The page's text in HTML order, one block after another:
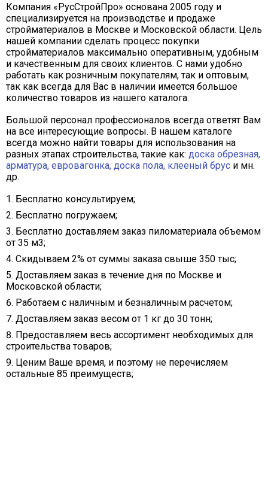
Компания «РусСтройПро» основана 2005 году и
специализируется на производстве и продаже
стройматериалов в Москве и Московской области. Цель
нашей компании сделать процесс покупки
стройматериалов максимально оперативным, удобным
и качественным для своих клиентов. С нами удобно
работать как розничным покупателям, так и оптовым,
так как всегда для Вас в наличии имеется большое
количество товаров из нашего каталога.
Большой персонал профессионалов всегда ответят Вам
на все интересующие вопросы. В нашем каталоге
всегда можно найти товары для использования на
разных этапах строительства, такие как: доска обрезная,
арматура, евровагонка, доска пола, клееный брус и мн.
др.
Бесплатно консультируем;
Бесплатно погружаем;
Бесплатно доставляем заказ пиломатериала объемом
от 35 м3;
Скидываем 2% от суммы заказа свыше 350 тыс;
Доставляем заказ в течение дня по Москве и
Московской области;
Работаем с наличным и безналичным расчетом;
Доставляем заказ весом от 1 кг до 30 тонн;
Предоставляем весь ассортимент необходимых для
строительства товаров;
Ценим Ваше время, и поэтому не перечисляем
остальные 85 преимуществ;